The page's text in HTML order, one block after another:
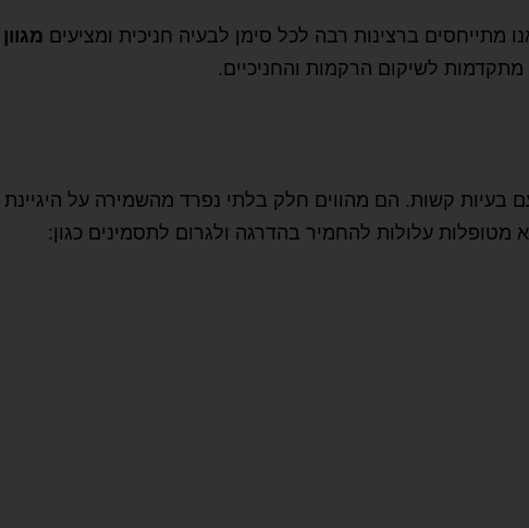
מתייחסים ברצינות רבה לכל סימן לבעיה חניכית ומציעים
לשיקום הרקמות והחניכיים.
בעיות קשות. הם מהווים חלק בלתי נפרד מהשמירה על היגיינת
עלולות להחמיר בהדרגה ולגרום לתסמינים כגון: